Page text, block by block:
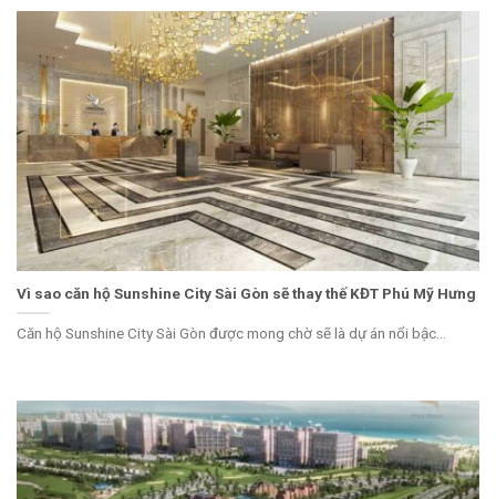
Vì sao căn hộ Sunshine City Sài Gòn sẽ thay thế KĐT Phú Mỹ Hưng
Căn hộ Sunshine City Sài Gòn được mong chờ sẽ là dự án nổi bậc...